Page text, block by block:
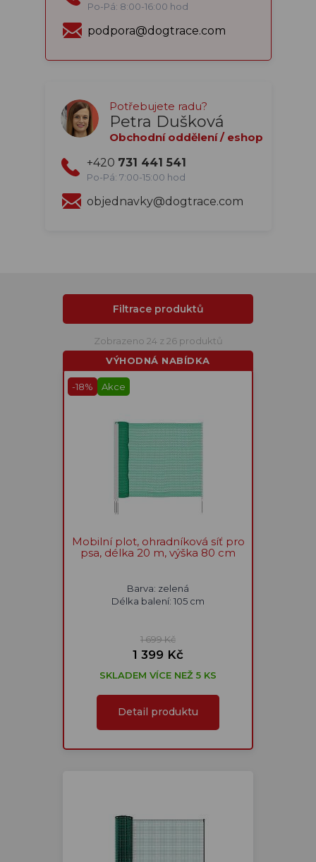
Po-Pá: 8:00-16:00 hod
podpora@dogtrace.com
Potřebujete radu?
Petra Dušková
Obchodní oddělení / eshop
+420 731 441 541
Po-Pá: 7:00-15:00 hod
objednavky@dogtrace.com
Filtrace produktů
Zobrazeno 24 z 26 produktů
VÝHODNÁ NABÍDKA
-18% Akce
Mobilní plot, ohradníková síť pro
psa, délka 20 m, výška 80 cm
Barva: zelená
Délka balení: 105 cm
1 699 Kč
1 399 Kč
SKLADEM VÍCE NEŽ 5 KS
Detail produktu